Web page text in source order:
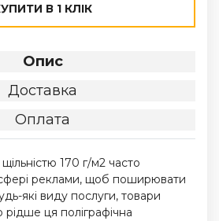
В 1 КЛІК
Опис
Доставка
Оплата
170 г/м2 часто
реклами, щоб поширювати
які виду послуги, товари
ця поліграфічна